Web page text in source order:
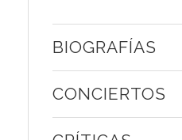
BIOGRAFÍAS
CONCIERTOS